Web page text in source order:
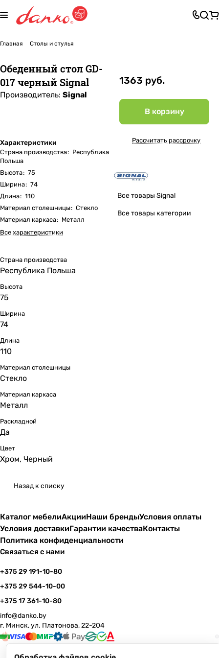
Главная Столы и стулья
Обеденный стол GD-
017 черный Signal
Производитель: Signal
Характеристики
Страна производства: Республика
Польша
Высота: 75
Ширина: 74
Длина: 110
Материал столешницы: Стекло
Материал каркаса: Металл
Все характеристики
1363 руб.
В корзину
Рассчитать рассрочку
Все товары Signal
Все товары категории
Страна производства
Республика Польша
Высота
75
Ширина
74
Длина
110
Материал столешницы
Стекло
Материал каркаса
Металл
Раскладной
Да
Цвет
Хром, Черный
Назад к списку
Каталог мебелиАкцииНаши брендыУсловия оплаты
Условия доставкиГарантии качестваКонтакты
Политика конфиденциальности
Связаться с нами
+375 29 191-10-80
+375 29 544-10-00
+375 17 361-10-80
info@danko.by
г. Минск, ул. Платонова, 22-204